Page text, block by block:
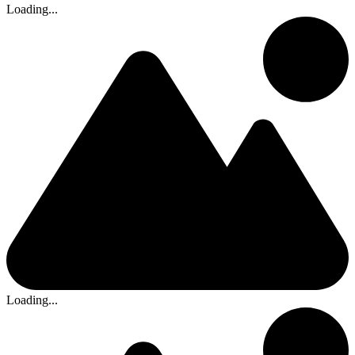
Loading...
Loading...